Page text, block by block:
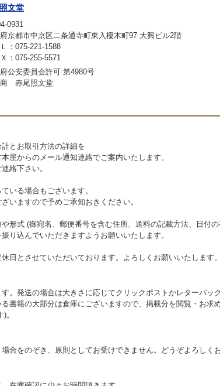
文堂
0931
京都市中京区二条通寺町東入榎木町97 大興ビル2階
：075-221-1588
：075-255-5571
公安委員会許可 第4980号
赤尾照文堂
とお取引方法の詳細を
屋からのメール通知連絡でご案内いたします。
絡下さい。
る場合もございます。
いますので予めご承知おきください。
形式 (御宛名、郵便番号を含む住所、送料の記載方法、日付
り込んでいただきますようお願いいたします。
日とさせていただいております。よろしくお願いいたします。
。発送の場合は大きさに応じてクリックポストかレターパッ
書籍の大部分は倉庫にございますので、掲載分を閲覧・お求
。
合をのぞき、原則としてお受けできません。どうぞよろしく